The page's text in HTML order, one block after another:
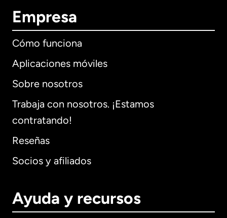
Empresa
Cómo funciona
Aplicaciones móviles
Sobre nosotros
Trabaja con nosotros. ¡Estamos
contratando!
Reseñas
Socios y afiliados
Ayuda y recursos